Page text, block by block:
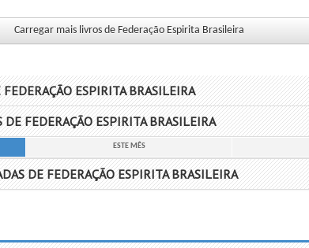
Carregar mais livros de Federação Espirita Brasileira
ESPIRITA BRASILEIRA
FEDERAÇÃO ESPIRITA BRASILEIRA
ESTE MÊS
DE FEDERAÇÃO ESPIRITA BRASILEIRA